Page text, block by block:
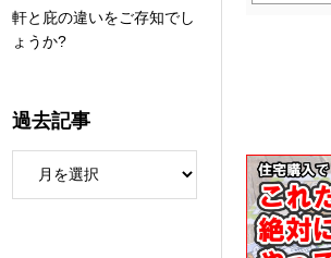
軒と庇の違いをご存知でし
ょうか?
過去記事